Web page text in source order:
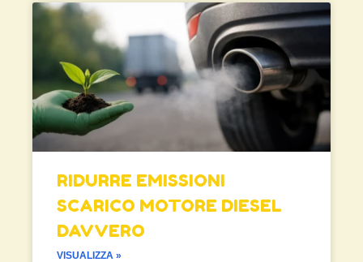
RIDURRE EMISSIONI
SCARICO MOTORE DIESEL
DAVVERO
VISUALIZZA »